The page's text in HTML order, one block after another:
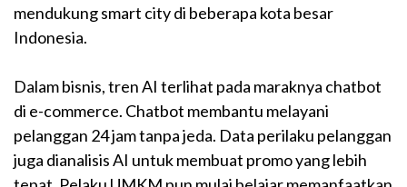
mendukung smart city di beberapa kota besar
Indonesia.
Dalam bisnis, tren AI terlihat pada maraknya chatbot
di e-commerce. Chatbot membantu melayani
pelanggan 24 jam tanpa jeda. Data perilaku pelanggan
juga dianalisis AI untuk membuat promo yang lebih